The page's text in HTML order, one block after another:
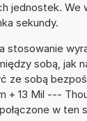
jednostek.
sekundy.
stosowanie
sobą, jak
ze sobą
+ 13 Mil ---
w ten